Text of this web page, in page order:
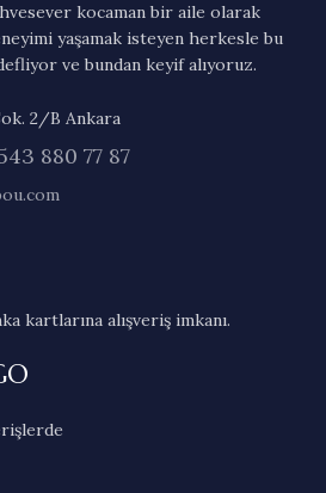
kocaman bir aile olarak
yaşamak isteyen herkesle bu
ve bundan keyif alıyoruz.
2/B Ankara
880 77 87
kartlarına alışveriş imkanı.